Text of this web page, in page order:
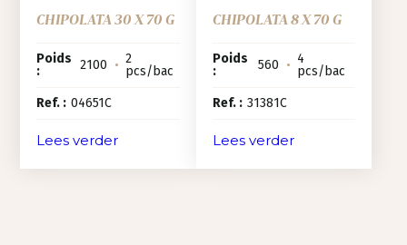
CHIPOLATA 30 X 70 G
Poids
:
2100 • 2
pcs/bac
Ref. : 04651C
Lees verder
CHIPOLATA 8 X 70 G
Poids
:
560 • 4
pcs/bac
Ref. : 31381C
Lees verder